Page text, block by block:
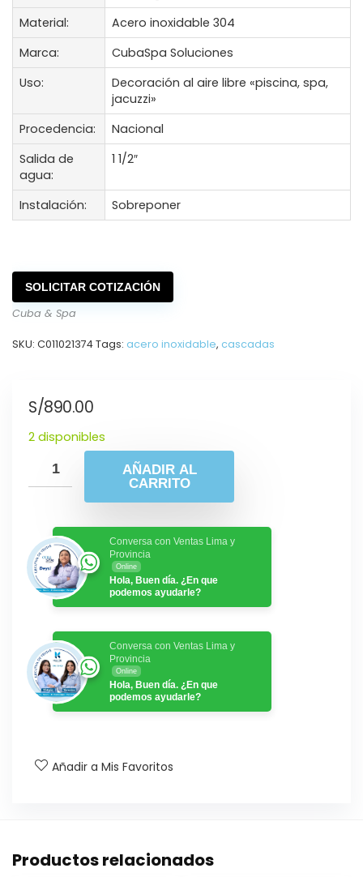
Material:
Acero inoxidable 304
Marca:
CubaSpa Soluciones
Uso:
Decoración al aire libre «piscina, spa,
jacuzzi»
Procedencia:
Nacional
Salida de
agua:
1 1/2″
Instalación: Sobreponer
SOLICITAR COTIZACIÓN
Cuba & Spa
SKU: C011021374Tags: acero inoxidable, cascadas
S/890.00
2 disponibles
AÑADIR AL
CARRITO
Conversa con Ventas Lima y
Provincia
Online
Hola, Buen día. ¿En que
podemos ayudarle?
Conversa con Ventas Lima y
Provincia
Online
Hola, Buen día. ¿En que
podemos ayudarle?
Añadir a Mis Favoritos
Productos relacionados